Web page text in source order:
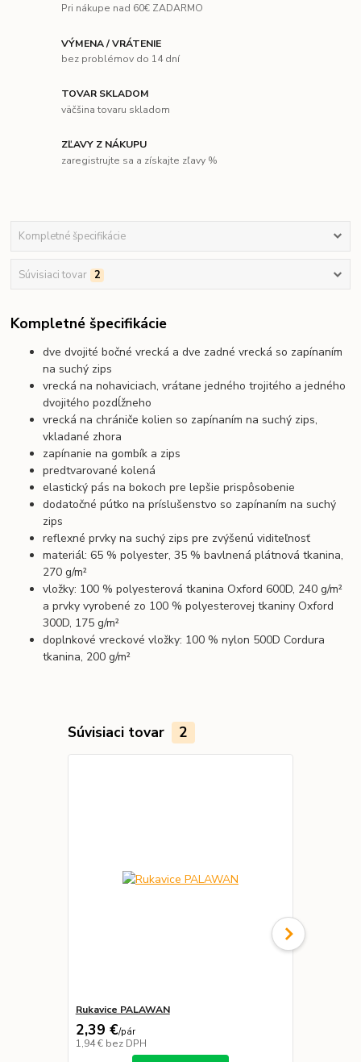
Pri nákupe nad 60€ ZADARMO
VÝMENA / VRÁTENIE
bez problémov do 14 dní
TOVAR SKLADOM
väčšina tovaru skladom
ZĽAVY Z NÁKUPU
zaregistrujte sa a získajte zľavy %
Kompletné špecifikácie
Súvisiaci tovar 2
Kompletné špecifikácie
dve dvojité bočné vrecká a dve zadné vrecká so zapínaním
na suchý zips
vrecká na nohaviciach, vrátane jedného trojitého a jedného
dvojitého pozdĺžneho
vrecká na chrániče kolien so zapínaním na suchý zips,
vkladané zhora
zapínanie na gombík a zips
predtvarované kolená
elastický pás na bokoch pre lepšie prispôsobenie
dodatočné pútko na príslušenstvo so zapínaním na suchý
zips
reflexné prvky na suchý zips pre zvýšenú viditeľnosť
materiál: 65 % polyester, 35 % bavlnená plátnová tkanina,
270 g/m²
vložky: 100 % polyesterová tkanina Oxford 600D, 240 g/m²
a prvky vyrobené zo 100 % polyesterovej tkaniny Oxford
300D, 175 g/m²
doplnkové vreckové vložky: 100 % nylon 500D Cordura
tkanina, 200 g/m²
Súvisiaci tovar 2
Rukavice PALAWAN
2,39 €/pár
1,94 € bez DPH